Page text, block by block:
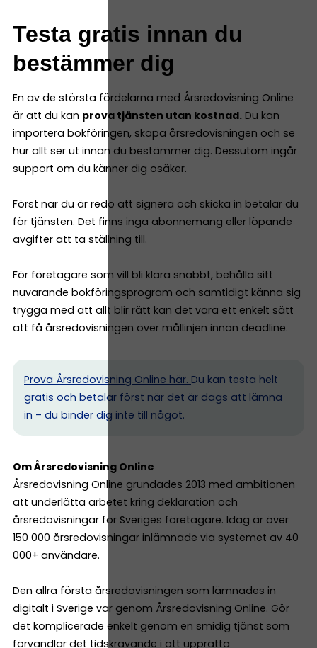
Testa gratis innan du
bestämmer dig
En av de största fördelarna med Årsredovisning Online
är att du kan prova tjänsten utan kostnad. Du kan
importera bokföringen, skapa årsredovisningen och se
hur allt ser ut innan du bestämmer dig. Dessutom ingår
support om du känner dig osäker.
Först när du är redo att signera och skicka in betalar du
för tjänsten. Det finns inga abonnemang eller löpande
avgifter att ta ställning till.
För företagare som vill bli klara snabbt, behålla sitt
nuvarande bokföringsprogram och samtidigt känna sig
trygga med att allt blir rätt kan det vara ett enkelt sätt
att få årsredovisningen över mållinjen innan deadline.
Prova Årsredovisning Online här. Du kan testa helt
gratis och betalar först när det är dags att lämna
in – du binder dig inte till något.
Om Årsredovisning Online
Årsredovisning Online grundades 2013 med ambitionen
att underlätta arbetet kring deklaration och
årsredovisningar för Sveriges företagare. Idag är över
150 000 årsredovisningar inlämnade via systemet av 40
000+ användare.
Den allra första årsredovisningen som lämnades in
digitalt i Sverige var genom Årsredovisning Online. Gör
det komplicerade enkelt genom en smidig tjänst som
förvandlar det tidskrävande i att upprätta